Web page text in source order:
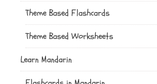
Theme Based Flashcards
Theme Based Worksheets
Learn Mandarin